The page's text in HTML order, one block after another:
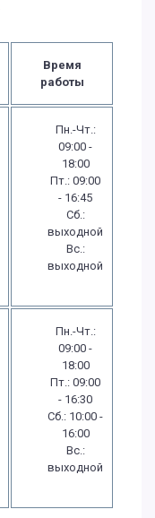
Время
работы
Пн.-Чт.:
09:00 -
18:00
Пт.: 09:00
- 16:45
Сб.:
выходной
Вс.:
выходной
Пн.-Чт.:
09:00 -
18:00
Пт.: 09:00
- 16:30
Сб.: 10:00 -
16:00
Вс.:
выходной